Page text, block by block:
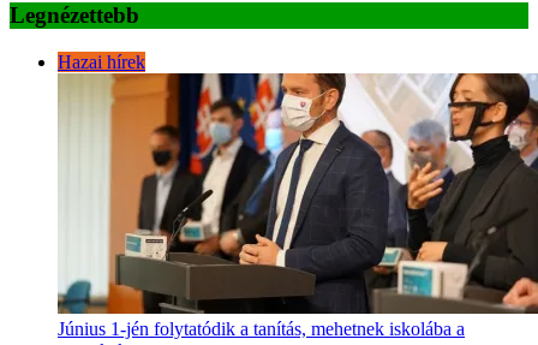
Legnézettebb
Hazai hírek
Június 1-jén folytatódik a tanítás, mehetnek iskolába a